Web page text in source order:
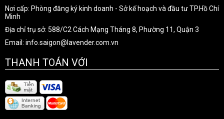
Nơi cấp: Phòng đăng ký kinh doanh - Sở kế hoạch và đầu tư TP.Hồ Chí
Minh
Địa chỉ trụ sở: 588/C2 Cách Mạng Tháng 8, Phường 11, Quận 3
Email: info.saigon@lavender.com.vn
THANH TOÁN VỚI